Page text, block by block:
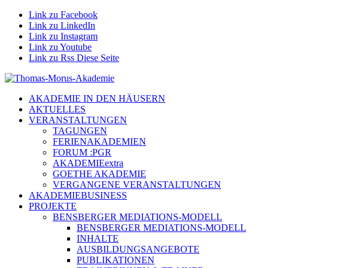
Link zu Facebook
Link zu LinkedIn
Link zu Instagram
Link zu Youtube
Link zu Rss Diese Seite
AKADEMIE IN DEN HÄUSERN
AKTUELLES
VERANSTALTUNGEN
TAGUNGEN
FERIENAKADEMIEN
FORUM :PGR
AKADEMIEextra
GOETHE AKADEMIE
VERGANGENE VERANSTALTUNGEN
AKADEMIEBUSINESS
PROJEKTE
BENSBERGER MEDIATIONS-MODELL
BENSBERGER MEDIATIONS-MODELL
INHALTE
AUSBILDUNGSANGEBOTE
PUBLIKATIONEN